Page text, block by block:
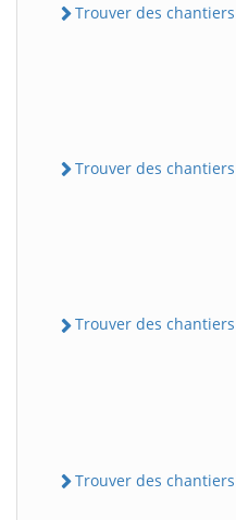
Trouver des chantiers
Trouver des chantiers
Trouver des chantiers
Trouver des chantiers